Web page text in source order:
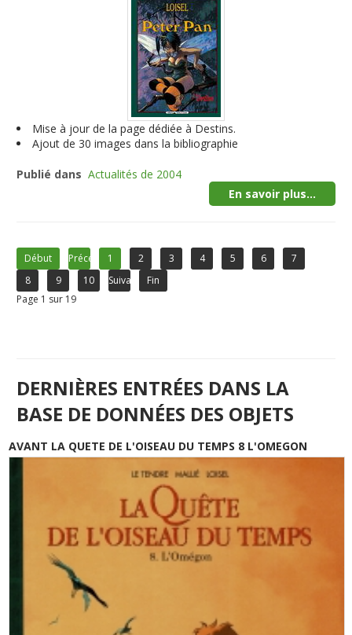
Mise à jour de la page dédiée à Destins.
Ajout de 30 images dans la bibliographie
Publié dans Actualités de 2004
En savoir plus...
Début Précédent1 2 3 4 5 6
7
8
9 10 Suivant
Fin
Page 1 sur 19
DERNIÈRES ENTRÉES DANS LA
BASE DE DONNÉES DES OBJETS
AVANT LA QUETE DE L'OISEAU DU TEMPS 8 L'OMEGON